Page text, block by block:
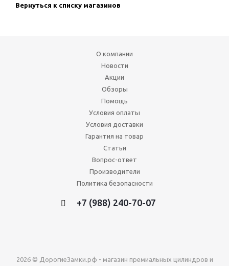
Вернуться к списку магазинов
О компании
Новости
Акции
Обзоры
Помощь
Условия оплаты
Условия доставки
Гарантия на товар
Статьи
Вопрос-ответ
Производители
Политика безопасности
+7 (988) 240-70-07
2026 © ДорогиеЗамки.рф - магазин премиальных цилиндров и